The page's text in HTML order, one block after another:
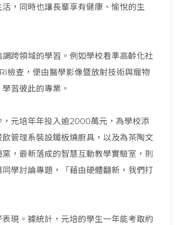
，同時也讓長輩享有健康、愉悅的生
跨領域的學習。例如學校看準高齡化社
檢查，便由醫學影像暨放射技術與寵物
習彼此的專業。
元培年年投入逾2000萬元，為學校添
管理系裝設鐵板燒廚具，以及為茶陶文
，最新落成的智慧互動教學實驗室，則
學討論專題，「藉由硬體翻新，我們打
現。據統計，元培的學生一年能考取約